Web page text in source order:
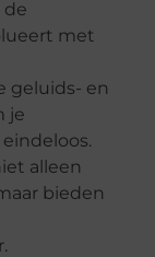
de
met
geluids- en
je
alleen
bieden